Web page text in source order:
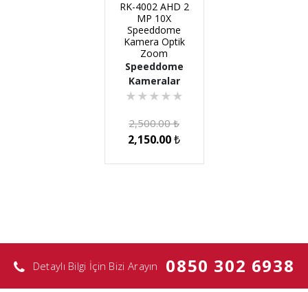
RK-4002 AHD 2
MP 10X
Speeddome
Kamera Optik
Zoom
Speeddome
Kameralar
★ ★ ★ ★ ★
2,500.00₺
2,150.00₺
Detaylı Bilgi İçin Bizi Arayın 0850 302 6938